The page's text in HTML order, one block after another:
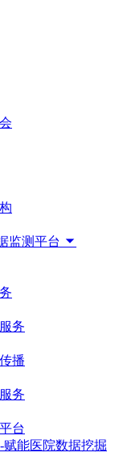
监测平台
务
播
务
台
能医院数据挖掘